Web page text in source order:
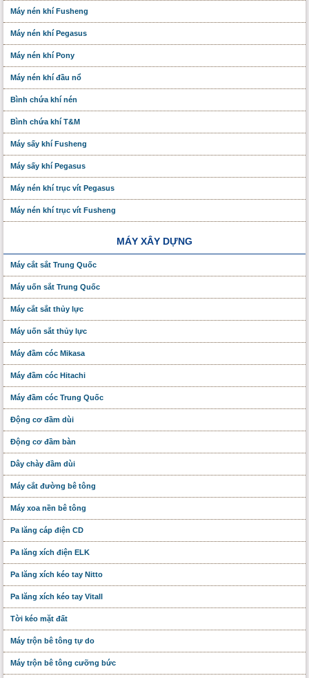
Máy nén khí Fusheng
Máy nén khí Pegasus
Máy nén khí Pony
Máy nén khí đầu nổ
Bình chứa khí nén
Bình chứa khí T&M
Máy sấy khí Fusheng
Máy sấy khí Pegasus
Máy nén khí trục vít Pegasus
Máy nén khí trục vít Fusheng
MÁY XÂY DỰNG
Máy cắt sắt Trung Quốc
Máy uốn sắt Trung Quốc
Máy cắt sắt thủy lực
Máy uốn sắt thủy lực
Máy đầm cóc Mikasa
Máy đầm cóc Hitachi
Máy đầm cóc Trung Quốc
Động cơ đầm dùi
Động cơ đầm bàn
Dây chày đầm dùi
Máy cắt đường bê tông
Máy xoa nền bê tông
Pa lăng cáp điện CD
Pa lăng xích điện ELK
Pa lăng xích kéo tay Nitto
Pa lăng xích kéo tay Vitall
Tời kéo mặt đất
Máy trộn bê tông tự do
Máy trộn bê tông cưỡng bức